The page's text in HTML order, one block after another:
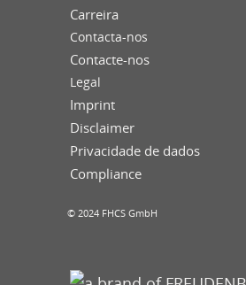
Carreira
Contacta-nos
Contacte-nos
Legal
Imprint
Disclaimer
Privacidade de dados
Compliance
© 2024 FHCS GmbH